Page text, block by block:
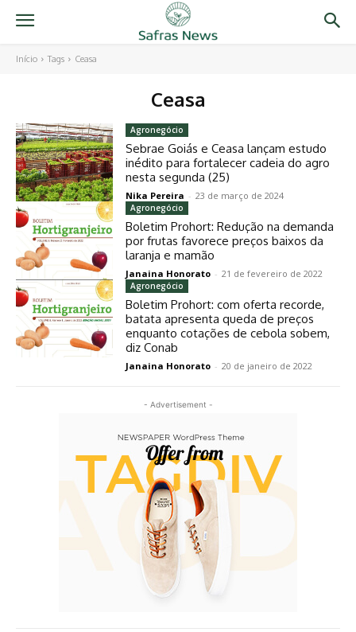
Início Tags Ceasa
Ceasa
- Advertisement -
Agronegócio
Sebrae Goiás e Ceasa lançam estudo
inédito para fortalecer cadeia do agro
nesta segunda (25)
Nika Pereira - 23 de março de 2024
Agronegócio
Boletim Prohort: Redução na demanda
por frutas favorece preços baixos da
laranja e mamão
Janaina Honorato - 21 de fevereiro de 2022
Agronegócio
Boletim Prohort: com oferta recorde,
batata apresenta queda de preços
enquanto cotações de cebola sobem,
diz Conab
Janaina Honorato - 20 de janeiro de 2022